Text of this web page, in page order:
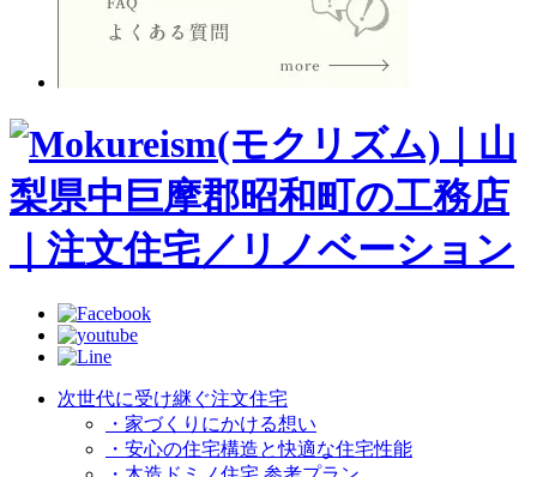
次世代に受け継ぐ注文住宅
・家づくりにかける想い
・安心の住宅構造と快適な住宅性能